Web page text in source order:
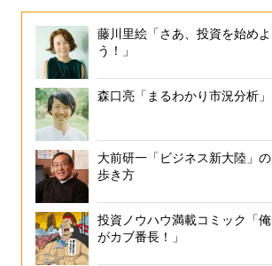
藤川里絵「さあ、投資を始めよ
う！」
森口亮「まるわかり市況分析」
大前研一「ビジネス新大陸」の
歩き方
投資ノウハウ満載コミック「俺
がカブ番長！」